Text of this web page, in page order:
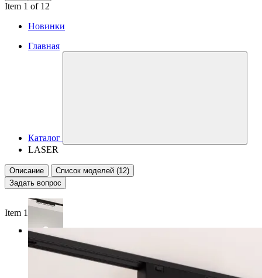
Item 1 of 12
Новинки
Главная
Каталог
LASER
Описание
Список моделей (12)
Задать вопрос
Item 1 of 4